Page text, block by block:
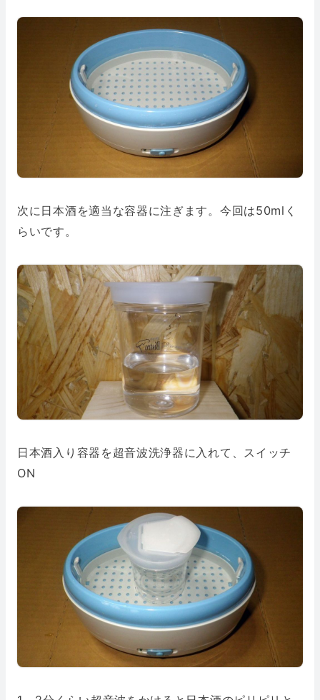
次に日本酒を適当な容器に注ぎます。今回は50mlく
らいです。
日本酒入り容器を超音波洗浄器に入れて、スイッチ
ON